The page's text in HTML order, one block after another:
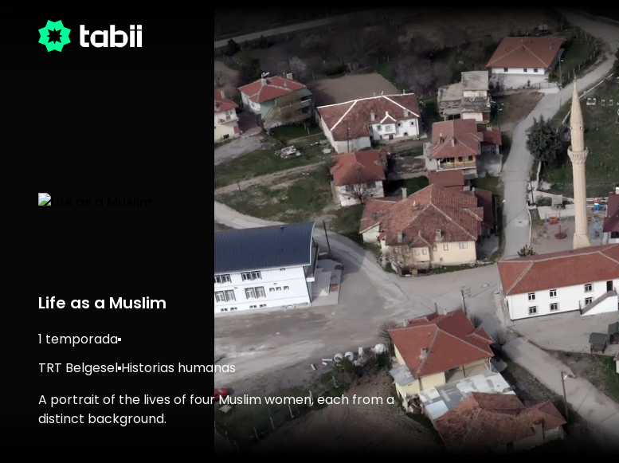
Life as a Muslim
1 temporada
TRT Belgesel Historias humanas
A portrait of the lives of four Muslim women, each from a
distinct background.